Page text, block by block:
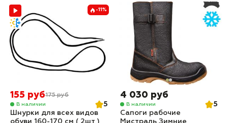
-11%
155 руб175 руб
В наличии
5
Шнурки для всех видов
обуви 160-170 см ( 2шт )
4 030 руб
В наличии
5
Сапоги рабочие
Мистраль Зимние